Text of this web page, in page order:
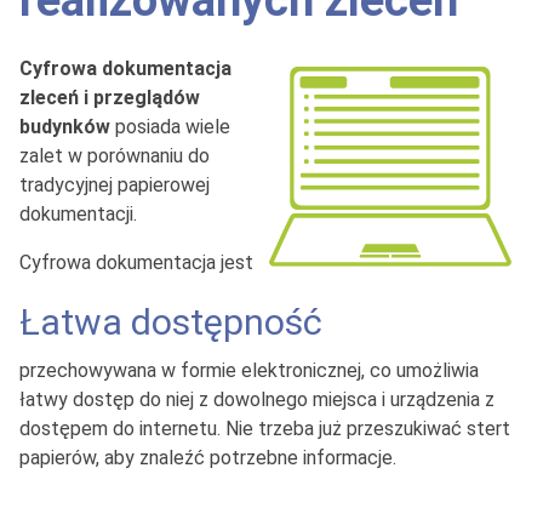
Cyfrowa dokumentacja
zleceń i przeglądów
budynków posiada wiele
zalet w porównaniu do
tradycyjnej papierowej
dokumentacji.
Łatwa dostępność
Cyfrowa dokumentacja jest
przechowywana w formie elektronicznej, co umożliwia
łatwy dostęp do niej z dowolnego miejsca i urządzenia z
dostępem do internetu. Nie trzeba już przeszukiwać stert
papierów, aby znaleźć potrzebne informacje.